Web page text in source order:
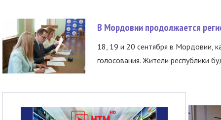
В Мордовии продолжается
18, 19 и 20 сентября в Мордовии,
голосования. Жители республики